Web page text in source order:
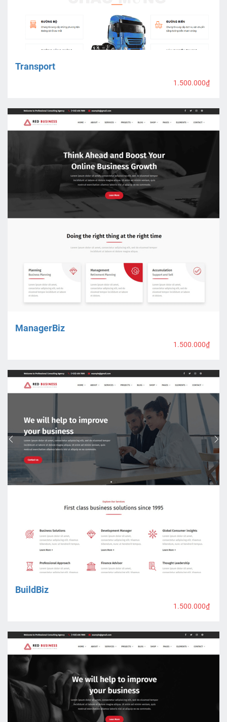
Transport
1.500.000₫
ManagerBiz
1.500.000₫
BuildBiz
1.500.000₫